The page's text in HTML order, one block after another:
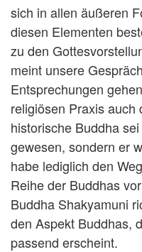
sich in allen äußeren
diesen Elementen
zu den
meint unsere
Entsprechungen
religiösen Praxis
historische Buddha
gewesen, sondern er
habe lediglich den
Reihe der Buddhas
Buddha Shakyamuni
den Aspekt Buddhas,
passend erscheint.